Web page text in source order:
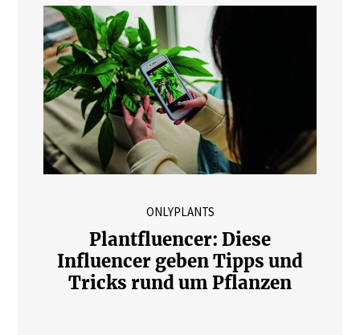
ONLYPLANTS
Plantfluencer: Diese
Influencer geben Tipps und
Tricks rund um Pflanzen